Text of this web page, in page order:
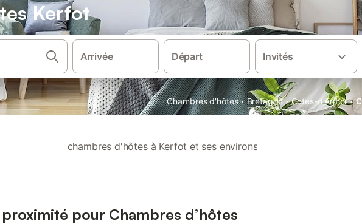
Kerfot
Arrivée Départ Invités
Chambres d'hôtes · Bretagne · Cotes-d'Armor ·
chambres d'hôtes à Kerfot et ses environs
pour Chambres d’hôtes